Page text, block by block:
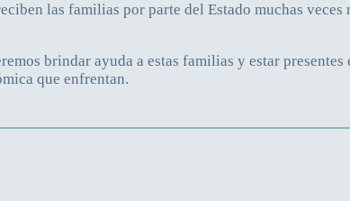
las familias por parte del Estado muchas
brindar ayuda a estas familias y estar
que enfrentan.